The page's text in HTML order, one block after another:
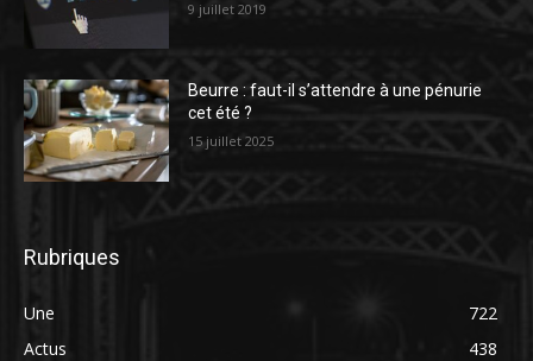
9 juillet 2019
Beurre : faut-il s’attendre à une pénurie
cet été ?
15 juillet 2025
Rubriques
Une
722
Actus
438